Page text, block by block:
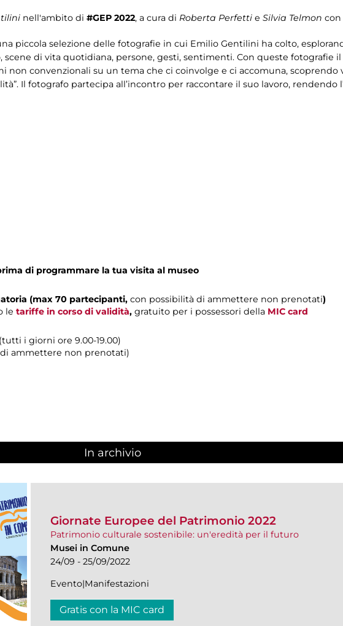
nell'ambito di #GEP 2022, a cura di Roberta Perfetti e Silvia Telmon con
piccola selezione delle fotografie in cui Emilio Gentilini ha colto,
scene di vita quotidiana, persone, gesti, sentimenti. Con queste fotografie
convenzionali su un tema che ci coinvolge e ci accomuna, scoprendo
Il fotografo partecipa all’incontro per raccontare il suo lavoro, rendendo
di programmare la tua visita al museo
(max 70 partecipanti, con possibilità di ammettere non prenotati)
le tariffe in corso di validità, gratuito per i possessori della MIC card
i giorni ore 9.00-19.00)
ammettere non prenotati)
In archivio
Giornate Europee del Patrimonio 2022
Patrimonio culturale sostenibile: un'eredità per il futuro
Musei in Comune
24/09 - 25/09/2022
Evento|Manifestazioni
Gratis con la MIC card